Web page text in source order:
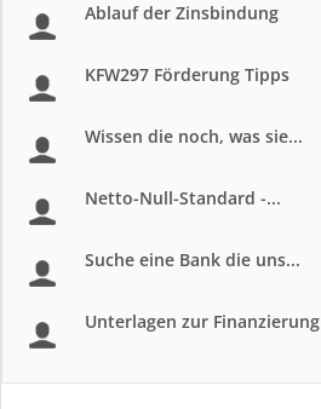
Ablauf der Zinsbindung
KFW297 Förderung Tipps
Wissen die noch, was sie...
Netto-Null-Standard -...
Suche eine Bank die uns...
Unterlagen zur Finanzierung